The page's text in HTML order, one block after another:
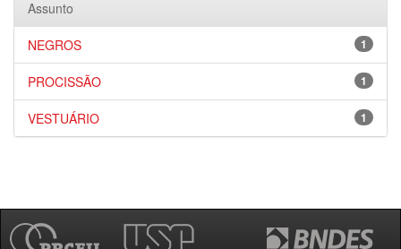
Assunto
1
NEGROS
1
PROCISSÃO
1
VESTUÁRIO